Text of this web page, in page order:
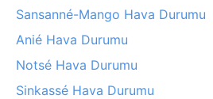
Sansanné-Mango Hava Durumu
Anié Hava Durumu
Notsé Hava Durumu
Sinkassé Hava Durumu